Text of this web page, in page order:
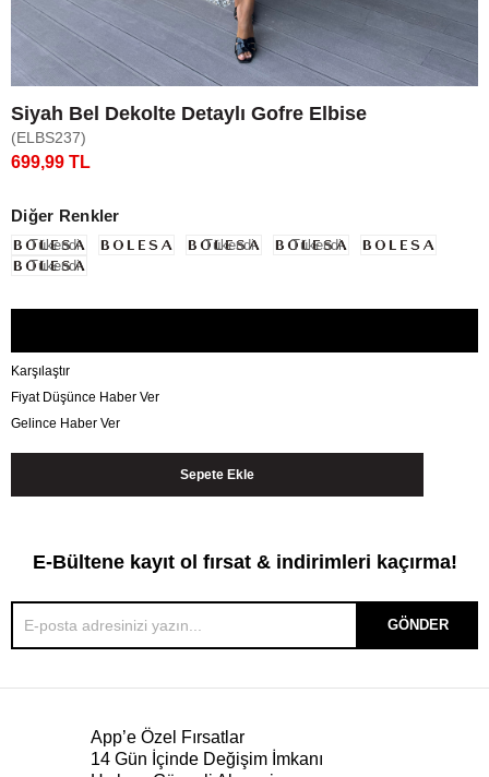
Siyah Bel Dekolte Detaylı Gofre Elbise
(ELBS237)
699,99 TL
Diğer Renkler
Tükendi Tükendi
Tükendi
Tükendi
Karşılaştır
Fiyat Düşünce Haber Ver
Gelince Haber Ver
E-Bültene kayıt ol fırsat & indirimleri kaçırma!
GÖNDER
App’e Özel Fırsatlar
14 Gün İçinde Değişim İmkanı